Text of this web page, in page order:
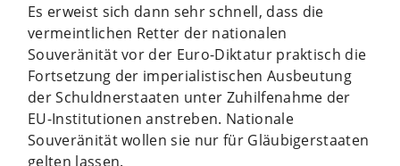
Es erweist sich dann sehr schnell, dass die
vermeintlichen Retter der nationalen
Souveränität vor der Euro-Diktatur praktisch die
Fortsetzung der imperialistischen Ausbeutung
der Schuldnerstaaten unter Zuhilfenahme der
EU-Institutionen anstreben. Nationale
Souveränität wollen sie nur für Gläubigerstaaten
gelten lassen.